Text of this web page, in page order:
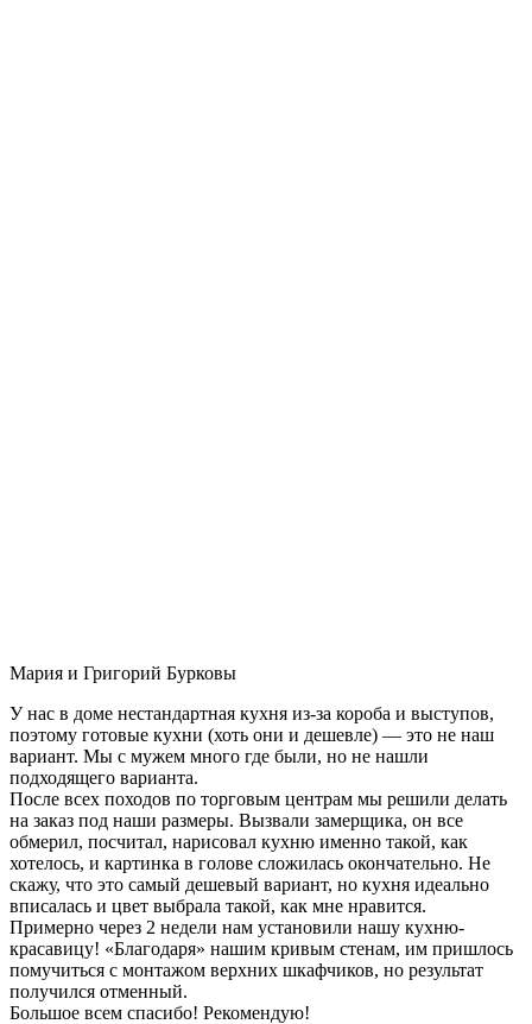
Мария и Григорий Бурковы
У нас в доме нестандартная кухня из-за короба и выступов,
поэтому готовые кухни (хоть они и дешевле) — это не наш
вариант. Мы с мужем много где были, но не нашли
подходящего варианта.
После всех походов по торговым центрам мы решили делать
на заказ под наши размеры. Вызвали замерщика, он все
обмерил, посчитал, нарисовал кухню именно такой, как
хотелось, и картинка в голове сложилась окончательно. Не
скажу, что это самый дешевый вариант, но кухня идеально
вписалась и цвет выбрала такой, как мне нравится.
Примерно через 2 недели нам установили нашу кухню-
красавицу! «Благодаря» нашим кривым стенам, им пришлось
помучиться с монтажом верхних шкафчиков, но результат
получился отменный.
Большое всем спасибо! Рекомендую!